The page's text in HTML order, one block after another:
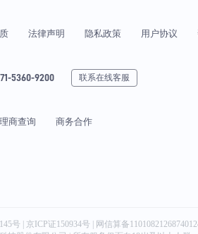
法律声明 隐私政策 用户协议
5360-9200 联系在线客服
商查询 商务合作
号 | 京ICP证150934号 | 网信算备